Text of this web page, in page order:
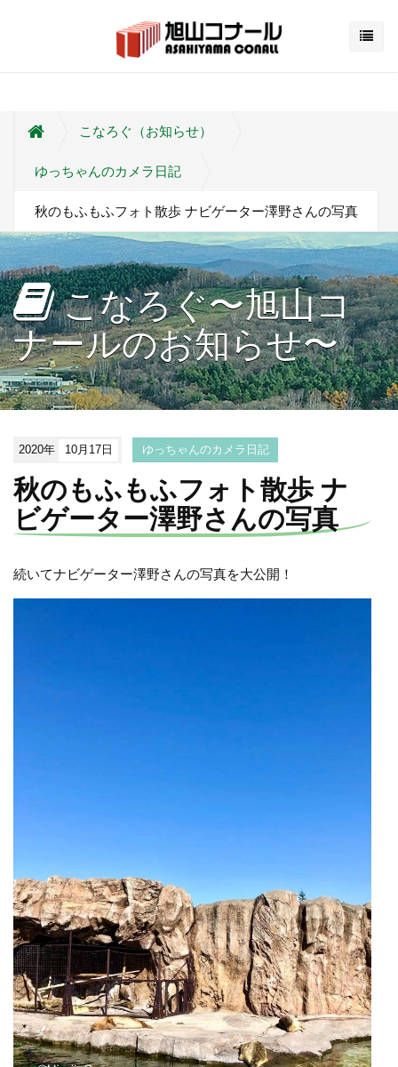
こなろぐ（お知らせ）
ゆっちゃんのカメラ日記
秋のもふもふフォト散歩 ナビゲーター澤野さんの写真
こなろぐ〜旭山コ
ナールのお知らせ〜
2020年 10月17日 ゆっちゃんのカメラ日記
秋のもふもふフォト散歩 ナ
ビゲーター澤野さんの写真
続いてナビゲーター澤野さんの写真を大公開！